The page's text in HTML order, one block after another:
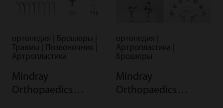
ортопедия | Брошюры |
Травмы | Позвоночник |
Артропластика
Mindray
Orthopaedics
ортопедия |
Артропластика |
Брошюры
Mindray
Orthopaedics